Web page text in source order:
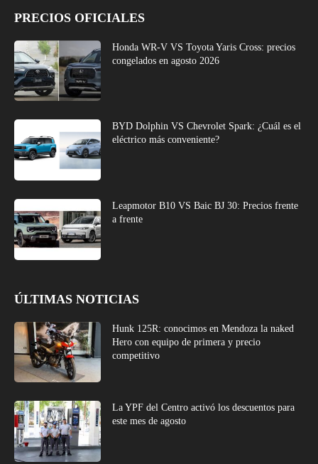
PRECIOS OFICIALES
Honda WR-V VS Toyota Yaris Cross: precios
congelados en agosto 2026
BYD Dolphin VS Chevrolet Spark: ¿Cuál es el
eléctrico más conveniente?
Leapmotor B10 VS Baic BJ 30: Precios frente
a frente
ÚLTIMAS NOTICIAS
Hunk 125R: conocimos en Mendoza la naked
Hero con equipo de primera y precio
competitivo
La YPF del Centro activó los descuentos para
este mes de agosto